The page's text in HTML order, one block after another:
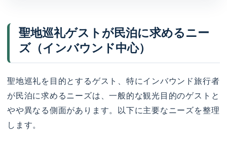
聖地巡礼ゲストが民泊に求めるニー
ズ（インバウンド中心）
聖地巡礼を目的とするゲスト、特にインバウンド旅行者
が民泊に求めるニーズは、一般的な観光目的のゲストと
やや異なる側面があります。以下に主要なニーズを整理
します。